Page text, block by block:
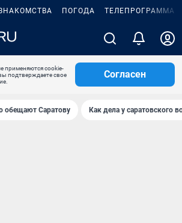
ПОГОДА ТЕЛЕПРОГРАММА
применяются cookie-
подтверждаете свое
Согласен
обещают Саратову Как дела у саратовского